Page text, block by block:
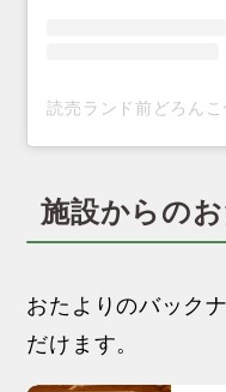
施設からの
おたよりのバック
だけます。